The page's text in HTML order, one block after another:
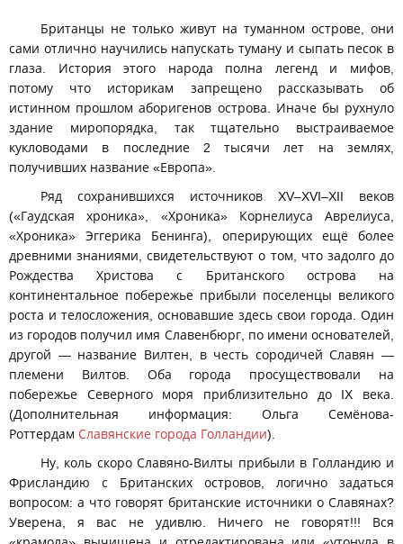
Британцы не только живут на туманном острове, они
сами отлично научились напускать туману и сыпать песок в
глаза. История этого народа полна легенд и мифов,
потому что историкам запрещено рассказывать об
истинном прошлом аборигенов острова. Иначе бы рухнуло
здание миропорядка, так тщательно выстраиваемое
кукловодами в последние 2 тысячи лет на землях,
получивших название «Европа».
Ряд сохранившихся источников XV–XVI–XII веков
(«Гаудская хроника», «Хроника» Корнелиуса Аврелиуса,
«Хроника» Эггерика Бенинга), оперирующих ещё более
древними знаниями, свидетельствуют о том, что задолго до
Рождества Христова с Британского острова на
континентальное побережье прибыли поселенцы великого
роста и телосложения, основавшие здесь свои города. Один
из городов получил имя Славенбюрг, по имени основателей,
другой — название Вилтен, в честь сородичей Славян —
племени Вилтов. Оба города просуществовали на
побережье Северного моря приблизительно до IX века.
(Дополнительная информация: Ольга Семёнова-
Роттердам Славянские города Голландии).
Ну, коль скоро Славяно-Вилты прибыли в Голландию и
Фрисландию с Британских островов, логично задаться
вопросом: а что говорят британские источники о Славянах?
Уверена, я вас не удивлю. Ничего не говорят!!! Вся